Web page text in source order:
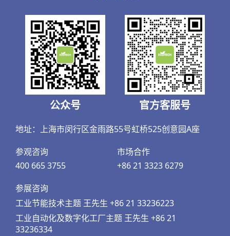
公众号 官方客服号
地址：上海市闵行区金雨路55号虹桥525创意园A座
参观咨询
400 665 3755
市场合作
+86 21 3323 6279
参展咨询
工业节能技术主题 王先生 +86 21 33236223
工业自动化及数字化工厂主题 王先生 +86 21
33236334